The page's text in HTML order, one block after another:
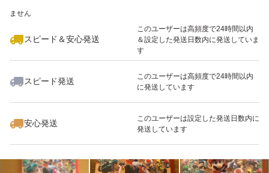
ません
スピード＆安心発送
このユーザーは高頻度で24時間以内
＆設定した発送日数内に発送していま
す
スピード発送
このユーザーは高頻度で24時間以内
に発送しています
安心発送
このユーザーは設定した発送日数内に
発送しています
いいね！
8,180